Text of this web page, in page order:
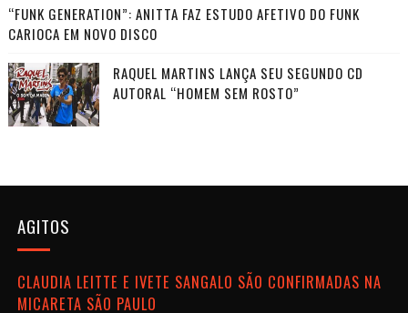
“FUNK GENERATION”: ANITTA FAZ ESTUDO AFETIVO DO FUNK
CARIOCA EM NOVO DISCO
RAQUEL MARTINS LANÇA SEU SEGUNDO CD
AUTORAL “HOMEM SEM ROSTO”
AGITOS
CLAUDIA LEITTE E IVETE SANGALO SÃO CONFIRMADAS NA
MICARETA SÃO PAULO